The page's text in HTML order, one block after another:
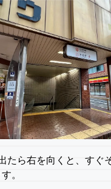
たら右を向くと、すぐ
。